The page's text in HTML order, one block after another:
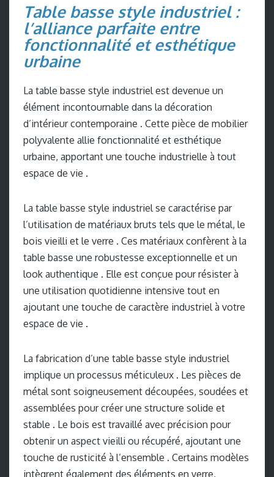
Table basse style industriel :
l’alliance parfaite entre
fonctionnalité et esthétique
urbaine
La table basse style industriel est devenue un
élément incontournable dans la décoration
d’intérieur contemporaine . Cette pièce de mobilier
polyvalente allie fonctionnalité et esthétique
urbaine, apportant une touche industrielle à tout
espace de vie .
La table basse style industriel se caractérise par
l’utilisation de matériaux bruts tels que le métal, le
bois vieilli et le verre . Ces matériaux confèrent à la
table basse une robustesse exceptionnelle et un
look authentique . Elle est conçue pour résister à
une utilisation quotidienne intensive tout en
ajoutant une touche de caractère industriel à votre
espace de vie .
La fabrication d’une table basse style industriel
implique un processus méticuleux . Les pièces de
métal sont soigneusement découpées, soudées et
assemblées pour créer une structure solide et
stable . Le bois est travaillé avec précision pour
obtenir un aspect vieilli ou récupéré, ajoutant une
touche de rusticité à l’ensemble . Certains modèles
intègrent également des éléments en verre,